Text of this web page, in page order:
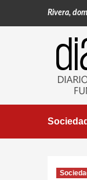
Rivera,
Sociedad